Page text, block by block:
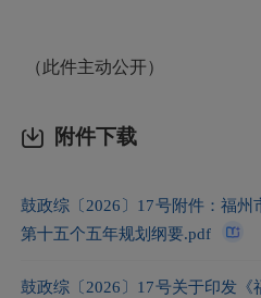
（此件主动公开）
附件下载
鼓政综〔2026〕17号附件：福
第十五个五年规划纲要.pdf
鼓政综〔2026〕17号关于印发